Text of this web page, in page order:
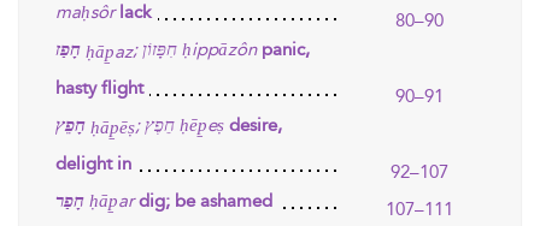
maḥsôr lack
80–90
חָפַז ḥāp̱az; חִפָּזוֹן ḥippāzôn panic,
hasty flight
90–91
חָפֵץ ḥāp̱ēṣ; חֵפֶץ ḥēp̱eṣ desire,
delight in
92–107
חָפַר ḥāp̱ar dig; be ashamed
107–111